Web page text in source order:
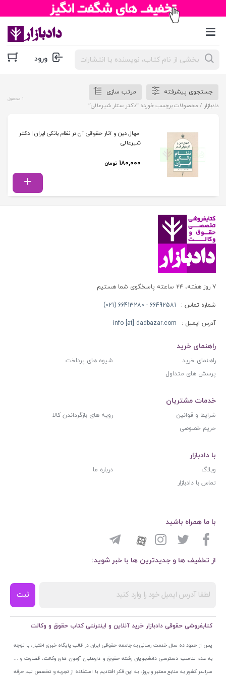
جستجوی
محصولات ورود
جستجوی پیشرفته
مرتب سازی
دادبازار / محصولات برچسب خورده “دکتر ستار شیرعالی”
1 محصول
امهال دین و آثار حقوقی آن در نظام بانکی ایران | دکتر
شیرعالی
۱۸۰,۰۰۰ تومان
۷ روز هفته، ۲۴ ساعته پاسخگوی شما هستیم
شماره تماس : 66492581 - 66413280 (021)
آدرس ایمیل : info [at] dadbazar.com
راهنمای خرید
راهنمای خرید
شیوه های پرداخت
پرسش های متداول
خدمات مشتریان
شرایط و قوانین
رویه های بازگرداندن کالا
حریم خصوصی
با دادبازار
وبلاگ
درباره ما
تماس با دادبازار
از تخفیف ها و جدیدترین ها با خبر شوید:
ثبت
با ما همراه باشید
کتابفروشی حقوقی دادبازار خرید آنلاین و اینترنتی کتاب حقوق و وکالت
پس از حدود ده سال خدمت رسانی به جامعه حقوقی ایران در قالب پایگاه خبری اختبار، با توجه
به عدم تناسب دسترسی دانشجویان رشته حقوق و داوطلبان آزمون های وکالت، قضاوت و ...
سراسر کشور به منابع معتبر و بروز، به این فکر افتادیم با استفاده از تجربه و تخصص تیم حرفه